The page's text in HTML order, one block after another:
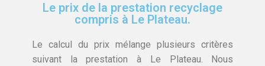
Le prix de la prestation recyclage
compris à Le Plateau.
Le calcul du prix mélange plusieurs critères
suivant la prestation à Le Plateau. Nous